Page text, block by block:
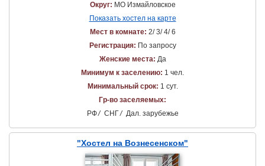
Округ: МО Измайловское
Показать хостел на карте
Мест в комнате: 2/ 3/ 4/ 6
Регистрация: По запросу
Женские места: Да
Минимум к заселению: 1 чел.
Минимальный срок: 1 сут.
Гр-во заселяемых:
РФ/ СНГ/ Дал. зарубежье
"Хостел на Вознесенском"